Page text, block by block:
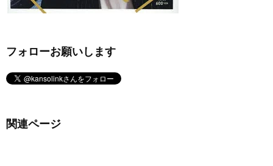
フォローお願いします
関連ページ